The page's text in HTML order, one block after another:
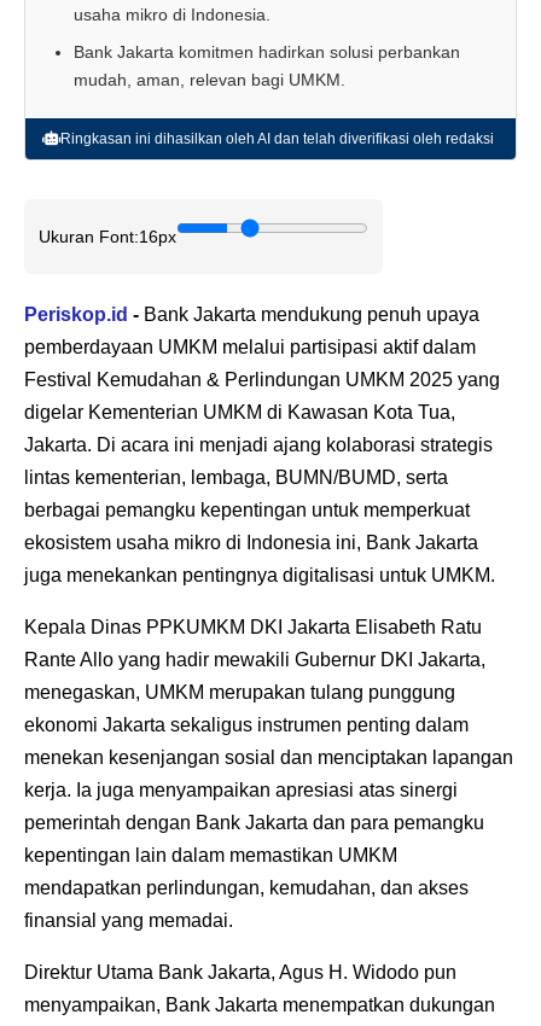
usaha mikro di Indonesia.
Bank Jakarta komitmen hadirkan solusi perbankan
mudah, aman, relevan bagi UMKM.
Ringkasan ini dihasilkan oleh AI dan telah diverifikasi oleh redaksi
Ukuran Font:16px
Periskop.id - Bank Jakarta mendukung penuh upaya
pemberdayaan UMKM melalui partisipasi aktif dalam
Festival Kemudahan & Perlindungan UMKM 2025 yang
digelar Kementerian UMKM di Kawasan Kota Tua,
Jakarta. Di acara ini menjadi ajang kolaborasi strategis
lintas kementerian, lembaga, BUMN/BUMD, serta
berbagai pemangku kepentingan untuk memperkuat
ekosistem usaha mikro di Indonesia ini, Bank Jakarta
juga menekankan pentingnya digitalisasi untuk UMKM.
Kepala Dinas PPKUMKM DKI Jakarta Elisabeth Ratu
Rante Allo yang hadir mewakili Gubernur DKI Jakarta,
menegaskan, UMKM merupakan tulang punggung
ekonomi Jakarta sekaligus instrumen penting dalam
menekan kesenjangan sosial dan menciptakan lapangan
kerja. Ia juga menyampaikan apresiasi atas sinergi
pemerintah dengan Bank Jakarta dan para pemangku
kepentingan lain dalam memastikan UMKM
mendapatkan perlindungan, kemudahan, dan akses
finansial yang memadai.
Direktur Utama Bank Jakarta, Agus H. Widodo pun
menyampaikan, Bank Jakarta menempatkan dukungan